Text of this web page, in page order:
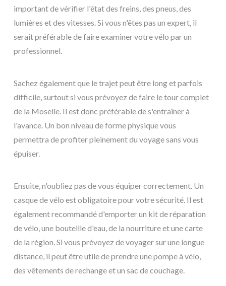
important de vérifier l'état des freins, des pneus, des
lumières et des vitesses. Si vous n'êtes pas un expert, il
serait préférable de faire examiner votre vélo par un
professionnel.
Sachez également que le trajet peut être long et parfois
difficile, surtout si vous prévoyez de faire le tour complet
de la Moselle. Il est donc préférable de s'entraîner à
l'avance. Un bon niveau de forme physique vous
permettra de profiter pleinement du voyage sans vous
épuiser.
Ensuite, n'oubliez pas de vous équiper correctement. Un
casque de vélo est obligatoire pour votre sécurité. Il est
également recommandé d'emporter un kit de réparation
de vélo, une bouteille d'eau, de la nourriture et une carte
de la région. Si vous prévoyez de voyager sur une longue
distance, il peut être utile de prendre une pompe à vélo,
des vêtements de rechange et un sac de couchage.